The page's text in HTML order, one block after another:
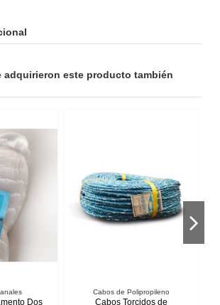
adquirieron este producto también
Dos
Cabos de Polipropileno
Cabos Torcidos de